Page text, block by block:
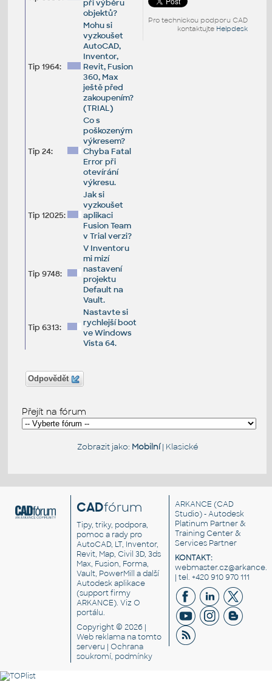
Pro technickou podporu CAD
kontaktujte Helpdesk
při výběru
objektů?
Tip 1964:
Mohu si
vyzkoušet
AutoCAD,
Inventor,
Revit, Fusion
360, Max
ještě před
zakoupením?
(TRIAL)
Tip 24:
Co s
poškozeným
výkresem?
Chyba Fatal
Error při
otevírání
výkresu.
Tip 12025:
Jak si
vyzkoušet
aplikaci
Fusion Team
v Trial verzi?
Tip 9748:
V Inventoru
mi mizí
nastavení
projektu
Default na
Vault.
Tip 6313:
Nastavte si
rychlejší boot
ve Windows
Vista 64.
Odpovědět
Přejít na fórum
Zobrazit jako: Mobilní| Klasické
CADfórum
Tipy, triky, podpora,
pomoc a rady pro
AutoCAD, LT, Inventor,
Revit, Map, Civil 3D, 3ds
Max, Fusion, Forma,
Vault, PowerMill a další
Autodesk aplikace
(support firmy
ARKANCE). VizO
portálu.
Copyright © 2026 |
Web reklama na tomto
serveru |Ochrana
soukromí, podmínky
ARKANCE (CAD
Studio) - Autodesk
Platinum Partner &
Training Center &
Services Partner
KONTAKT:
| tel. +420 910 970 111